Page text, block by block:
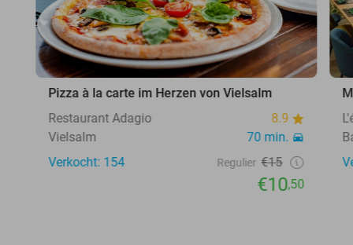
Pizza à la carte im Herzen von Vielsalm
Restaurant Adagio
8.9
Vielsalm
70 min.
Verkocht: 154
Regulier €15
€10,50